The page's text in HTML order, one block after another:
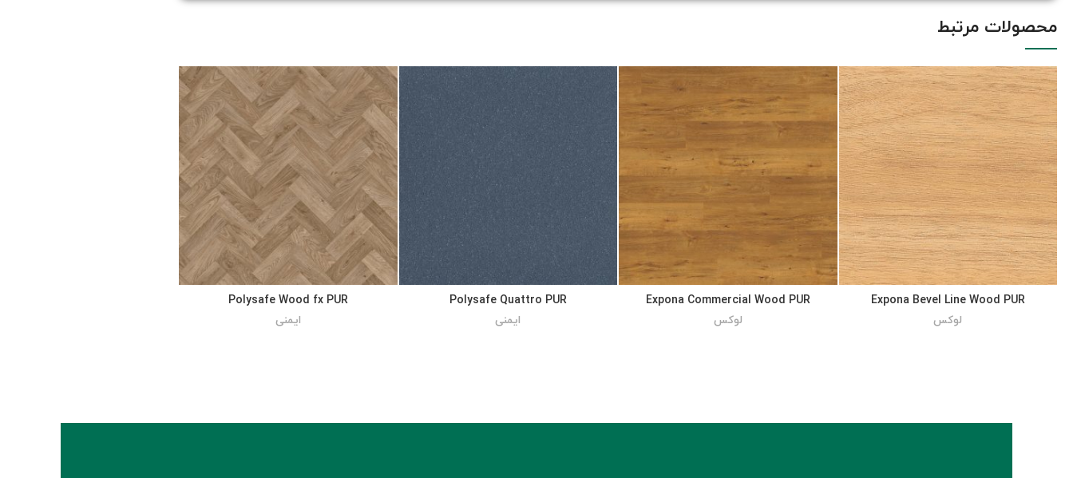
محصولات مرتبط
Expona Bevel Line Wood PUR
لوکس
Expona Commercial Wood PUR
لوکس
Polysafe Quattro PUR
ایمنی
Polysafe Wood fx PUR
ایمنی